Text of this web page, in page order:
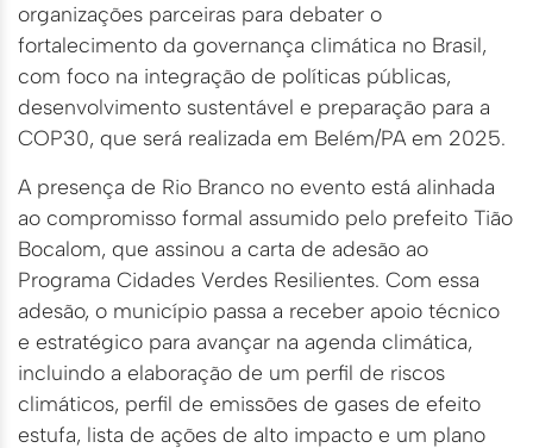
organizações parceiras para debater o
fortalecimento da governança climática no Brasil,
com foco na integração de políticas públicas,
desenvolvimento sustentável e preparação para a
COP30, que será realizada em Belém/PA em 2025.
A presença de Rio Branco no evento está alinhada
ao compromisso formal assumido pelo prefeito Tião
Bocalom, que assinou a carta de adesão ao
Programa Cidades Verdes Resilientes. Com essa
adesão, o município passa a receber apoio técnico
e estratégico para avançar na agenda climática,
incluindo a elaboração de um perfil de riscos
climáticos, perfil de emissões de gases de efeito
estufa, lista de ações de alto impacto e um plano